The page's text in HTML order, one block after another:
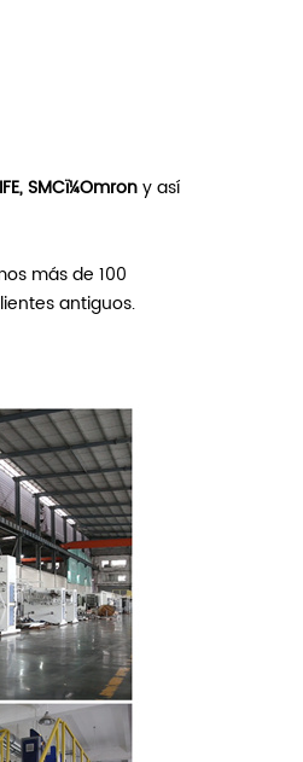
SMCï¼Omrony así
más de 100
antiguos.